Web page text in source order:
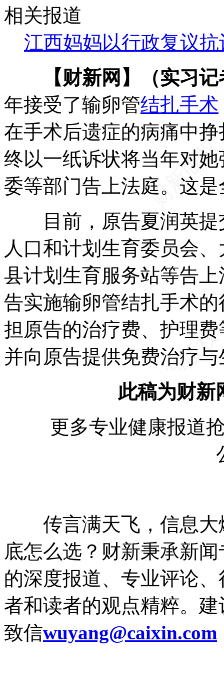
相关报道
江西妈妈以行政复议抗
【财新网】（实习
年接受了输卵管结扎手术
在手术后遗症的病痛中
终以一纸诉状将当年对
委等部门告上法庭。这
目前，原告夏润英提
人口和计划生育委员会
县计划生育服务站等告
告实施输卵管结扎手术
担原告的治疗费、护理
并向原告提供免费治疗
此稿为财新
更多专业健康报道抢
传言满天飞，信息
底怎么选？财新秉承新
的深度报道、专业评论
者和读者的观点精粹。 建
致信wuyang@caixin.com